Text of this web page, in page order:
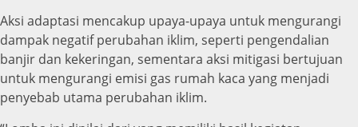
Aksi adaptasi mencakup upaya-upaya untuk mengurangi
dampak negatif perubahan iklim, seperti pengendalian
banjir dan kekeringan, sementara aksi mitigasi bertujuan
untuk mengurangi emisi gas rumah kaca yang menjadi
penyebab utama perubahan iklim.